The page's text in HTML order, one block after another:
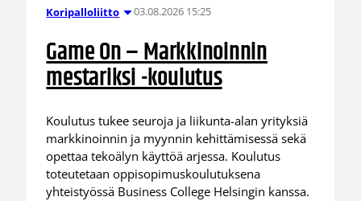
Koripalloliitto 03.08.2026 15:25
Game On – Markkinoinnin
mestariksi -koulutus
Koulutus tukee seuroja ja liikunta-alan yrityksiä
markkinoinnin ja myynnin kehittämisessä sekä
opettaa tekoälyn käyttöä arjessa. Koulutus
toteutetaan oppisopimuskoulutuksena
yhteistyössä Business College Helsingin kanssa.